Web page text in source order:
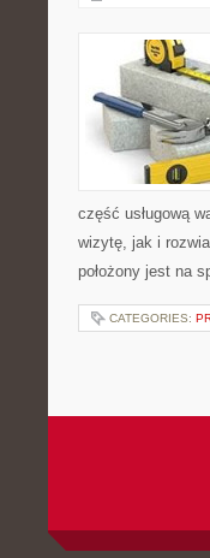
część usługową
wizytę, jak i
położony jest na
CATEGORIES: